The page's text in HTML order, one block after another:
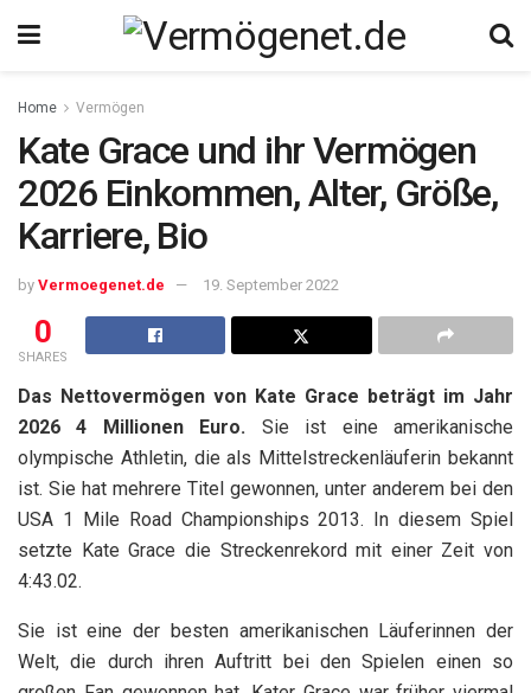
Home Vermögen
Kate Grace und ihr Vermögen
2026 Einkommen, Alter, Größe,
Karriere, Bio
by Vermoegenet.de 19. September 2022
0
SHARES
Das Nettovermögen von Kate Grace beträgt im Jahr
2026 4 Millionen Euro. Sie ist eine amerikanische
olympische Athletin, die als Mittelstreckenläuferin bekannt
ist. Sie hat mehrere Titel gewonnen, unter anderem bei den
USA 1 Mile Road Championships 2013. In diesem Spiel
setzte Kate Grace die Streckenrekord mit einer Zeit von
4:43.02.
Sie ist eine der besten amerikanischen Läuferinnen der
Welt, die durch ihren Auftritt bei den Spielen einen so